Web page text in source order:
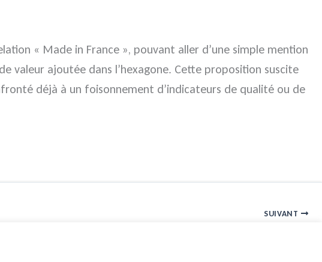
« Made in France », pouvant aller d’une simple mention
valeur ajoutée dans l’hexagone. Cette proposition suscite
déjà à un foisonnement d’indicateurs de qualité ou de
SUIVANT